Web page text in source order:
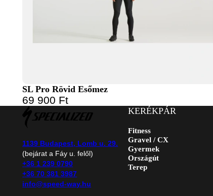
SL Pro Rövid Esőmez
69 900 Ft
1139 Budapest, Lomb u. 29.
(bejárat a Fáy u. felől)
+36 1 239 0790
+36 70 381 3987
info@speed-way.hu
KERÉKPÁR
Fitness
Gravel / CX
Gyermek
Országút
Terep